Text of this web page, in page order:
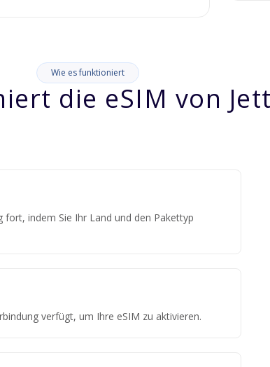
Wie es funktioniert
die eSIM von
fort, indem Sie Ihr Land und den Pakettyp
verfügt, um Ihre eSIM zu aktivieren.